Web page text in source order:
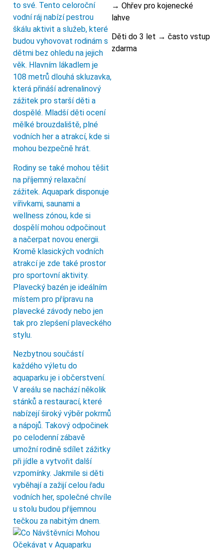
to své. Tento celoroční
vodní ráj nabízí pestrou
škálu aktivit a služeb, které
budou vyhovovat rodinám s
dětmi bez ohledu na jejich
věk. Hlavním lákadlem je
108 metrů dlouhá skluzavka,
která přináší adrenalinový
zážitek pro starší děti a
dospělé. Mladší děti ocení
mělké brouzdaliště, plné
vodních her a atrakcí, kde si
mohou bezpečně hrát.
Rodiny se také mohou těšit
na příjemný relaxační
zážitek. Aquapark disponuje
vířivkami, saunami a
wellness zónou, kde si
dospělí mohou odpočinout
a načerpat novou energii.
Kromě klasických vodních
atrakcí je zde také prostor
pro sportovní aktivity.
Plavecký bazén je ideálním
místem pro přípravu na
plavecké závody nebo jen
tak pro zlepšení plaveckého
stylu.
Nezbytnou součástí
každého výletu do
aquaparku je i občerstvení.
V areálu se nachází několik
stánků a restaurací, které
nabízejí široký výběr pokrmů
a nápojů. Takový odpočinek
po celodenní zábavě
umožní rodině sdílet zážitky
při jídle a vytvořit další
vzpomínky. Jakmile si děti
vyběhají a zažijí celou řadu
vodních her, společné chvíle
u stolu budou příjemnou
tečkou za nabitým dnem.
→ Ohřev pro kojenecké
lahve
Děti do 3 let → často vstup
zdarma